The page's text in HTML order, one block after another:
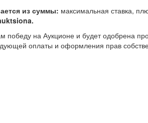
из суммы: максимальная ставка,
победу на Аукционе и будет одобрена
оплаты и оформления прав